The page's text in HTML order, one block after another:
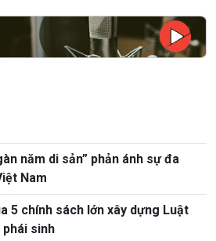
năm di sản” phản ánh sự đa
Nam
5 chính sách lớn xây dựng Luật
phái sinh